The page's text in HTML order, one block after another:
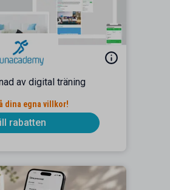
av digital träning
dina egna villkor!
rabatten